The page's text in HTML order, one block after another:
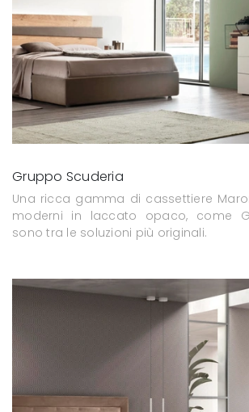
Gruppo Scuderia
Una ricca gamma di cassettiere
moderni in laccato opaco, come
sono tra le soluzioni più originali.